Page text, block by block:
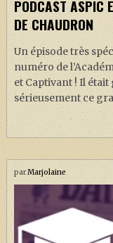
PODCAST ASPIC
DE CHAUDRON
Un épisode très
numéro de
et Captivant ! Il
sérieusement ce
parMarjolaine